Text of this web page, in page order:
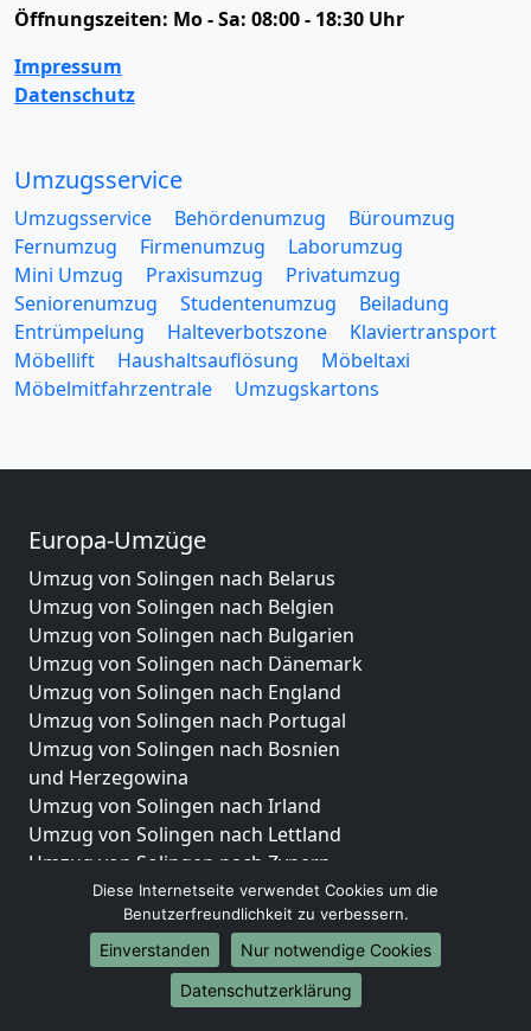
Öffnungszeiten: Mo - Sa: 08:00 - 18:30 Uhr
Impressum
Datenschutz
Umzugsservice
Umzugsservice Behördenumzug
Büroumzug
Fernumzug
Firmenumzug
Laborumzug
Mini Umzug
Praxisumzug
Privatumzug
Seniorenumzug
Studentenumzug
Beiladung
Entrümpelung
Halteverbotszone
Klaviertransport
Möbellift
Haushaltsauflösung
Möbeltaxi
Möbelmitfahrzentrale
Umzugskartons
Europa-Umzüge
Umzug von Solingen nach Belarus
Umzug von Solingen nach Belgien
Umzug von Solingen nach Bulgarien
Umzug von Solingen nach Dänemark
Umzug von Solingen nach England
Umzug von Solingen nach Portugal
Umzug von Solingen nach Bosnien
und Herzegowina
Umzug von Solingen nach Irland
Umzug von Solingen nach Lettland
Umzug von Solingen nach Zypern
Umzug von Solingen nach Kroatien
Umzug von Solingen nach Estland
Umzug von Solingen nach Finnland
Umzug von Solingen nach Frankreich
Umzug von Solingen nach Griechenland
Diese Internetseite verwendet Cookies um die
Benutzerfreundlichkeit zu verbessern.
Einverstanden
Nur notwendige Cookies
Datenschutzerklärung